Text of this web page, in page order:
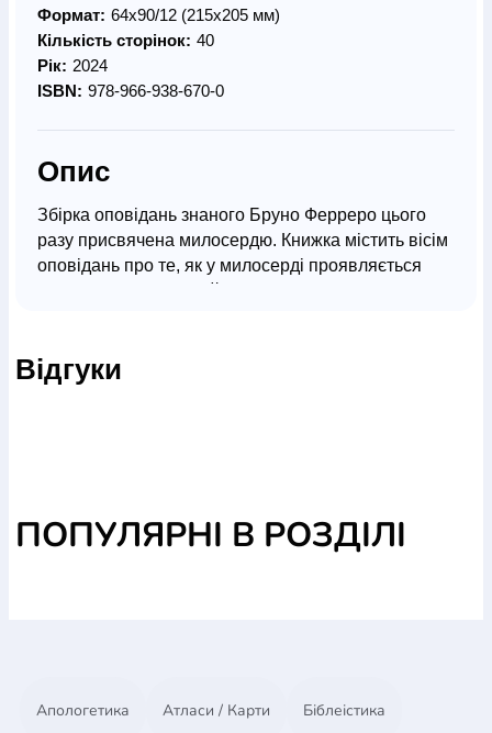
Формат: 64х90/12 (215х205 мм)
Кількість сторінок: 40
Рік: 2024
ISBN: 978-966-938-670-0
Опис
Збірка оповідань знаного Бруно Ферреро цього
разу присвячена милосердю. Книжка містить вісім
оповідань про те, як у милосерді проявляється
для цього? Книжка дасть цінні підказки та добрий
Відгуки
ПОПУЛЯРНІ В РОЗДІЛІ
Апологетика Атласи / Карти Біблеістика